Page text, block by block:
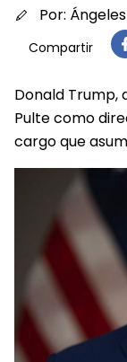
Por:
Compartir
Donald Trump,
Pulte como
cargo que